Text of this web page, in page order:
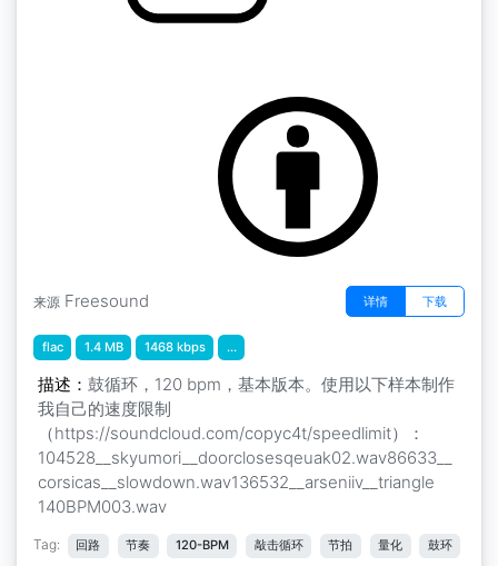
来源 Freesound 详情 下载
flac 1.4 MB 1468 kbps ...
描述： 鼓循环，120 bpm，基本版本。使用以下样本制作
我自己的速度限制
（https://soundcloud.com/copyc4t/speedlimit）：
104528__skyumori__doorclosesqeuak02.wav86633__
corsicas__slowdown.wav136532__arseniiv__triangle
140BPM003.wav
Tag: 回路 节奏 120-BPM 敲击循环 节拍 量化 鼓环